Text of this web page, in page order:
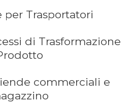
per Trasportatori
di Trasformazione
commerciali e